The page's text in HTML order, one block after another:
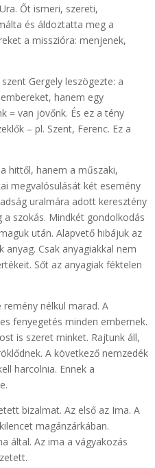
Őt ismeri, szereti,
és áldoztatta meg a
a misszióra: menjenek,
Gergely leszögezte: a
hanem egy
= van jövőnk. És ez a tény
– pl. Szent, Ferenc. Ez a
hittől, hanem a műszaki,
megvalósulását két esemény
uralmára adott keresztény
a szokás. Mindkét gondolkodás
után. Alapvető hibájuk az
Csak anyagiakkal nem
Sőt az anyagiak féktelen
nélkül marad. A
fenyegetés minden embernek.
is szeret minket. Rajtunk áll,
A következő nemzedék
harcolnia. Ennek a
bizalmat. Az első az Ima. A
magánzárkában.
által. Az ima a vágyakozás